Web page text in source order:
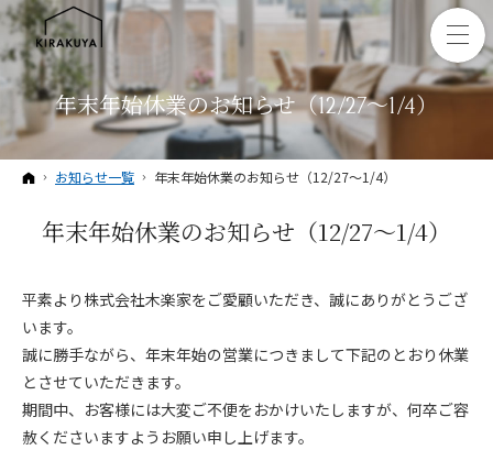
年末年始休業のお知らせ（12/27〜1/4）
ホーム
お知らせ一覧 年末年始休業のお知らせ（12/27〜1/4）
年末年始休業のお知らせ（12/27〜1/4）
平素より株式会社木楽家をご愛顧いただき、誠にありがとうござ
います。
誠に勝手ながら、年末年始の営業につきまして下記のとおり休業
とさせていただきます。
期間中、お客様には大変ご不便をおかけいたしますが、何卒ご容
赦くださいますようお願い申し上げます。